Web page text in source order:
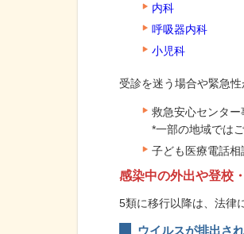
内科
呼吸器内科
小児科
受診を迷う場合や緊急
救急安心センター
*一部の地域では
子ども医療電話相
感染中の外出や登校
5類に移行以降は、法律
ウイルスが排出さ